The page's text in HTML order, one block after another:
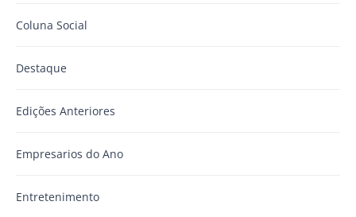
Coluna Social
Destaque
Edições Anteriores
Empresarios do Ano
Entretenimento